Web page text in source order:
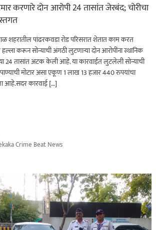
करणारे दोन आरोपी 24 तासांत जेरबंद; चोरीचा
शहरातील पांढरकवडा रोड परिसरात शेतात काम करत
करून सोन्याची अंगठी लुटणाऱ्या दोन आरोपींना स्थानिक
24 तासांत अटक केली आहे. या कारवाईत लुटलेली सोन्याची
मोटार असा एकूण 1 लाख 13 हजार 440 रुपयांचा
आहे.सदर कारवाई […]
Crime Beat News